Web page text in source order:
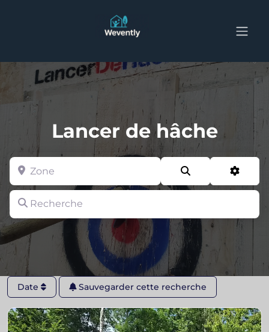
Lancer de hâche
Recherche
Zone
Date Sauvegarder cette recherche